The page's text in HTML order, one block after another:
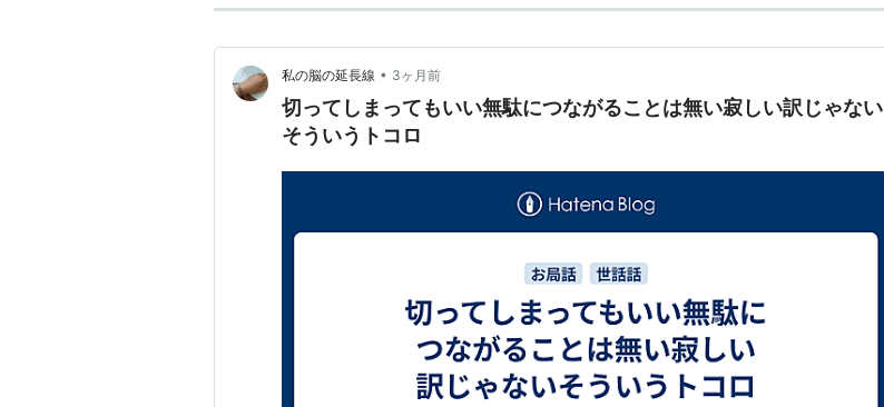
私の脳の延長線 • 3ヶ月前
切ってしまってもいい無駄につながることは無い寂しい訳じゃない
そういうトコロ